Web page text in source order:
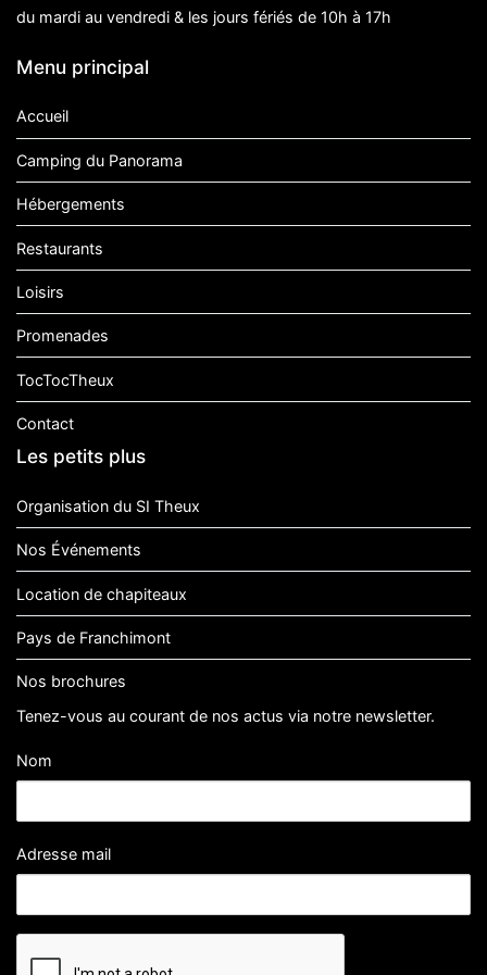
du mardi au vendredi & les jours fériés de 10h à 17h
Menu principal
Accueil
Camping du Panorama
Hébergements
Restaurants
Loisirs
Promenades
TocTocTheux
Contact
Les petits plus
Organisation du SI Theux
Nos Événements
Location de chapiteaux
Pays de Franchimont
Nos brochures
Tenez-vous au courant de nos actus via notre newsletter.
Nom
Adresse mail